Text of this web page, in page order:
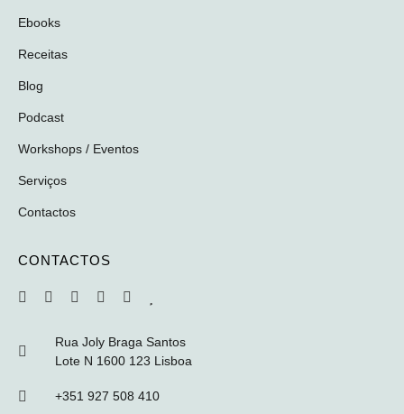
Ebooks
Receitas
Blog
Podcast
Workshops / Eventos
Serviços
Contactos
CONTACTOS
Rua Joly Braga Santos
Lote N 1600 123 Lisboa
+351 927 508 410